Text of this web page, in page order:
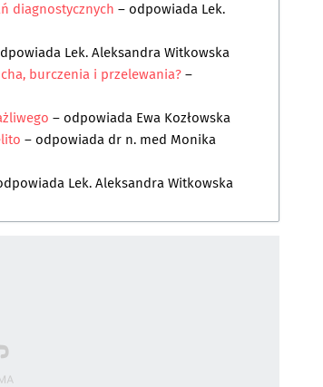
diagnostycznych – odpowiada Lek.
Lek. Aleksandra Witkowska
burczenia i przelewania?–
– odpowiada Ewa Kozłowska
– odpowiada dr n. med Monika
Lek. Aleksandra Witkowska